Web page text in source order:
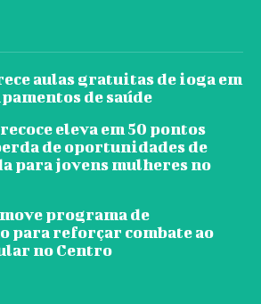
aulas gratuitas de ioga em
de saúde
eleva em 50 pontos
de oportunidades de
para jovens mulheres no
programa de
para reforçar combate ao
no Centro